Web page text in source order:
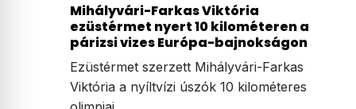
Mihályvári-Farkas Viktória
ezüstérmet nyert 10 kilométeren a
párizsi vizes Európa-bajnokságon
Ezüstérmet szerzett Mihályvári-Farkas
Viktória a nyíltvízi úszók 10 kilométeres